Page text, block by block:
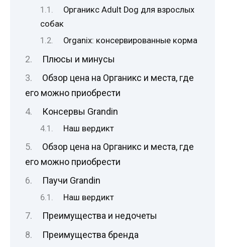
Органикс Adult Dog для взрослых
собак
Organix: консервированные корма
Плюсы и минусы
Обзор цена на Органикс и места, где
его можно приобрести
Консервы Grandin
Наш вердикт
Обзор цена на Органикс и места, где
его можно приобрести
Паучи Grandin
Наш вердикт
Преимущества и недочеты
Преимущества бренда